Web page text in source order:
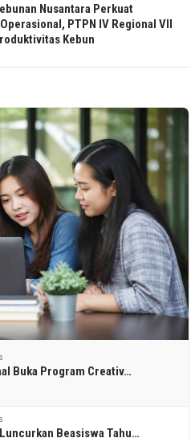
Nusantara Perkuat
PTPN IV Regional VII
Kebun
Buka Program Creativ…
Beasiswa Tahu…